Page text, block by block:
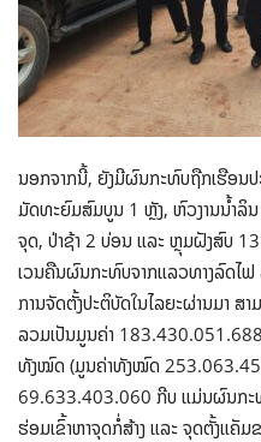
ນອກຈາກນີ້, ຍັງມີຜົນກະທົບຖືກເຮືອນ
ມັດທະຍົມສົມບູນ 1 ຫຼັງ, ຫົວງານນໍ້າລິ
ຈຸດ, ປ່າຊ້າ 2 ບ່ອນ ແລະ ຫຼຸມຝັງສົບ 13
ເວນຄືນຜົນກະທົບຈາກແລວທາງລົດໄຟ
ການຈັດຕັ້ງປະຕິບັດໃນໄລຍະຜ່ານມາ ສ
ລວມເປັນມູນຄ່າ
ທັງໝົດ (ມູນຄ່າທັງໝົດ
69.633.403.060 ກີບ ແມ່ນຜົນກະ
ຮ່ອມເຂົ້າຫາຈຸດກໍ່ສ້າງ ແລະ ຈຸດຕັ້ງແຄັ